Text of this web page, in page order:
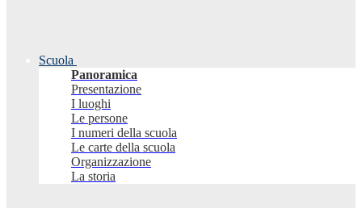
Scuola
Panoramica
Presentazione
I luoghi
Le persone
I numeri della scuola
Le carte della scuola
Organizzazione
La storia